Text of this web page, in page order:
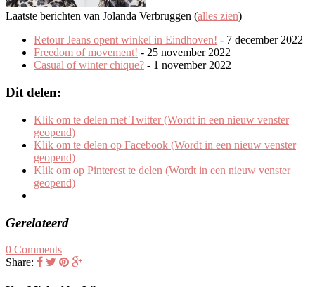
Laatste berichten van Jolanda Verbruggen (alles zien)
Retour Jeans opent winkel in Eindhoven! - 7 december 2022
Freedom of movement! - 25 november 2022
Casual of winter chique? - 1 november 2022
Dit delen:
Klik om te delen met Twitter (Wordt in een nieuw venster
geopend)
Klik om te delen op Facebook (Wordt in een nieuw venster
geopend)
Klik om op Pinterest te delen (Wordt in een nieuw venster
geopend)
Gerelateerd
0 Comments
Share: